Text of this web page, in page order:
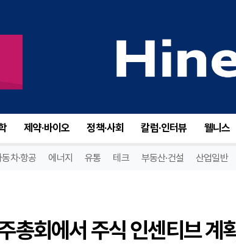
제약·바이오 정책·사회 칼럼·인터뷰 웰니스
차·항공 에너지 유통 테크 부동산·건설 산업일반
총회에서 주식 인센티브 계